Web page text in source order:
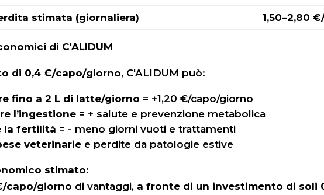
stimata (giornaliera) 1,50–2,80
di C'ALIDUM
di 0,4 €/capo/giorno, C'ALIDUM può:
fino a 2 L di latte/giorno = +1,20 €/capo/giorno
l’ingestione = + salute e prevenzione metabolica
la fertilità = - meno giorni vuoti e trattamenti
veterinarie e perdite da patologie estive
stimato:
capo/giorno di vantaggi, a fronte di un investimento di soli